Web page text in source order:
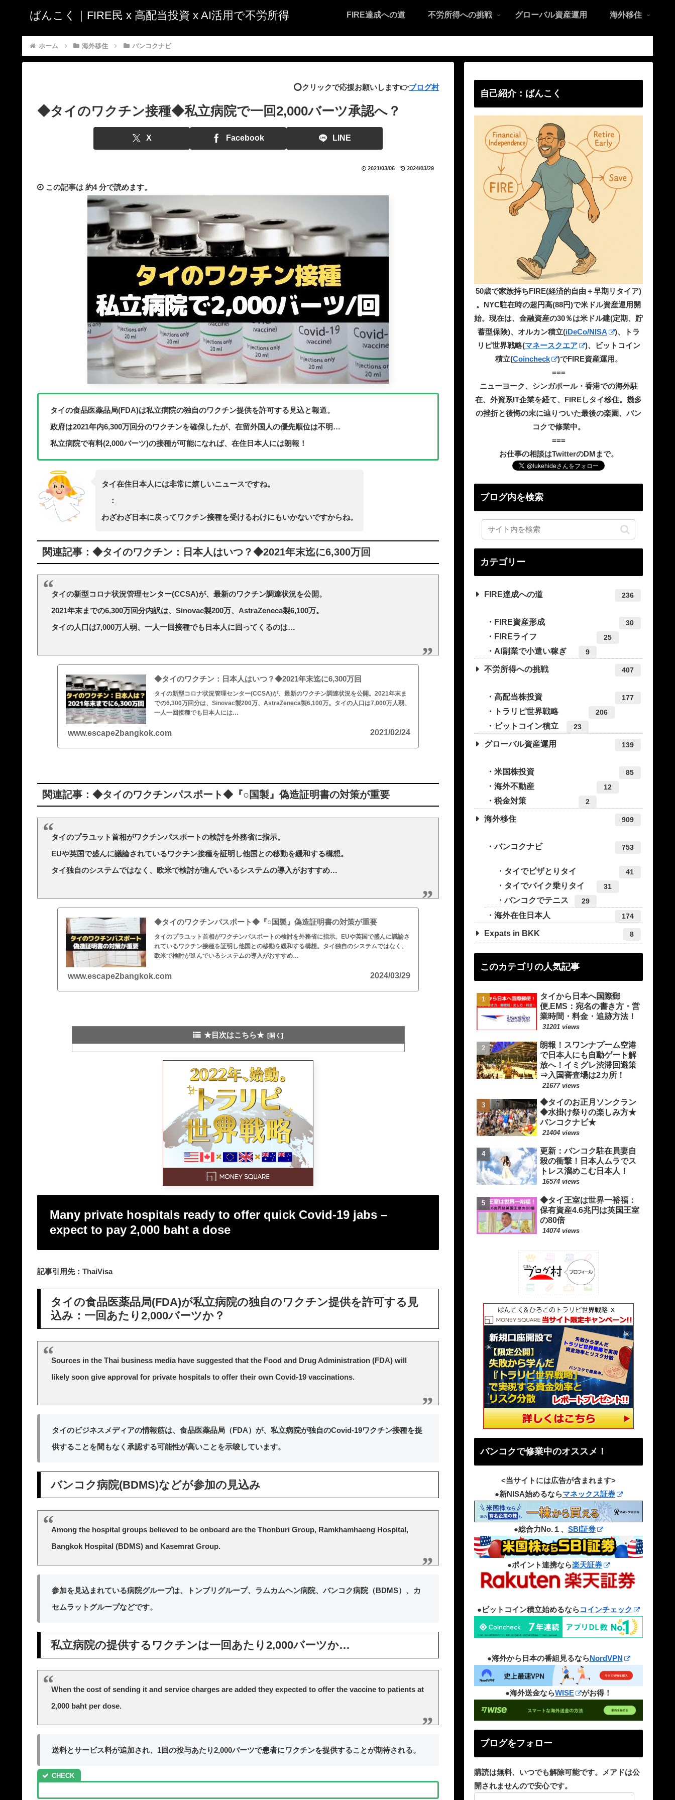
ばんこく｜FIRE民 x 高配当投資 x AI活用で不労所得 FIRE達成への道 不労所得への挑戦 グローバル資産運用 海外移住
ホーム 海外移住 バンコクナビ
⭕️クリックで応援お願いします👉ブログ村
◆タイのワクチン接種◆私立病院で一回2,000バーツ承認へ？
X Facebook LINE
2021/03/06 2024/03/29
この記事は 約4 分で読めます。
タイの食品医薬品局(FDA)は私立病院の独自のワクチン提供を許可する見込と報道。
政府は2021年内6,300万回分のワクチンを確保したが、在留外国人の優先順位は不明…
私立病院で有料(2,000バーツ)の接種が可能になれば、在住日本人には朗報！
タイ在住日本人には非常に嬉しいニュースですね。
：
わざわざ日本に戻ってワクチン接種を受けるわけにもいかないですからね。
関連記事：◆タイのワクチン：日本人はいつ？◆2021年末迄に6,300万回
タイの新型コロナ状況管理センター(CCSA)が、最新のワクチン調達状況を公開。
2021年末までの6,300万回分内訳は、Sinovac製200万、AstraZeneca製6,100万。
タイの人口は7,000万人弱、一人一回接種でも日本人に回ってくるのは…
◆タイのワクチン：日本人はいつ？◆2021年末迄に6,300万回
タイの新型コロナ状況管理センター(CCSA)が、最新のワクチン調達状況を公開。2021年末ま
での6,300万回分は、Sinovac製200万、AstraZeneca製6,100万。タイの人口は7,000万人弱、
一人一回接種でも日本人には…
www.escape2bangkok.com 2021/02/24
関連記事：◆タイのワクチンパスポート◆『○国製』偽造証明書の対策が重要
タイのプラユット首相がワクチンパスポートの検討を外務省に指示。
EUや英国で盛んに議論されているワクチン接種を証明し他国との移動を緩和する構想。
タイ独自のシステムではなく、欧米で検討が進んでいるシステムの導入がおすすめ…
◆タイのワクチンパスポート◆『○国製』偽造証明書の対策が重要
タイのプラユット首相がワクチンパスポートの検討を外務省に指示。EUや英国で盛んに議論さ
れているワクチン接種を証明し他国との移動を緩和する構想。タイ独自のシステムではなく、
欧米で検討が進んでいるシステムの導入がおすすめ…
www.escape2bangkok.com 2024/03/29
★目次はこちら★
Many private hospitals ready to offer quick Covid-19 jabs –
expect to pay 2,000 baht a dose
記事引用先：ThaiVisa
タイの食品医薬品局(FDA)が私立病院の独自のワクチン提供を許可する見
込み：一回あたり2,000バーツか？
Sources in the Thai business media have suggested that the Food and Drug Administration (FDA) will
likely soon give approval for private hospitals to offer their own Covid-19 vaccinations.
タイのビジネスメディアの情報筋は、食品医薬品局（FDA）が、私立病院が独自のCovid-19ワクチン接種を提
供することを間もなく承認する可能性が高いことを示唆しています。
バンコク病院(BDMS)などが参加の見込み
Among the hospital groups believed to be onboard are the Thonburi Group, Ramkhamhaeng Hospital,
Bangkok Hospital (BDMS) and Kasemrat Group.
参加を見込まれている病院グループは、トンブリグループ、ラムカムヘン病院、バンコク病院（BDMS）、カ
セムラットグループなどです。
私立病院の提供するワクチンは一回あたり2,000バーツか…
When the cost of sending it and service charges are added they expected to offer the vaccine to patients at
2,000 baht per dose.
送料とサービス料が追加され、1回の投与あたり2,000バーツで患者にワクチンを提供することが期待される。
自己紹介：ばんこく
50歳で家族持ちFIRE(経済的自由＋早期リタイア)
。NYC駐在時の超円高(88円)で米ドル資産運用開
始。現在は、金融資産の30％は米ドル建(定期、貯
蓄型保険)、オルカン積立(iDeCo/NISA
)、トラ
リピ世界戦略(マネースクエア
)、ビットコイン
積立(Coincheck
)でFIRE資産運用。
===
ニューヨーク、シンガポール・香港での海外駐
在、外資系IT企業を経て、FIREしタイ移住。幾多
の挫折と後悔の末に辿りついた最後の楽園、バン
コクで修業中。
===
お仕事の相談はTwitterのDMまで。
ブログ内を検索
カテゴリー
FIRE達成への道 236
FIRE資産形成 30
FIREライフ 25
AI副業で小遣い稼ぎ 9
不労所得への挑戦 407
高配当株投資 177
トラリピ世界戦略 206
ビットコイン積立 23
グローバル資産運用 139
米国株投資 85
海外不動産 12
税金対策 2
海外移住 909
バンコクナビ 753
タイでビザとりタイ 41
タイでバイク乗りタイ 31
バンコクでテニス 29
海外在住日本人 174
Expats in BKK 8
このカテゴリの人気記事
タイから日本へ国際郵
便,EMS：宛名の書き方・営
業時間・料金・追跡方法！
31201 views
朗報！スワンナプーム空港
で日本人にも自動ゲート解
放へ！イミグレ渋滞回避策
⇒入国審査場は2カ所！
21677 views
◆タイのお正月ソンクラン
◆水掛け祭りの楽しみ方★
バンコクナビ★
21404 views
更新：バンコク駐在員妻自
殺の衝撃！日本人ムラでス
トレス溜めこむ日本人！
16574 views
◆タイ王室は世界一裕福：
保有資産4.6兆円は英国王室
の80倍
14074 views
バンコクで修業中のオススメ！
<当サイトには広告が含まれます>
●新NISA始めるならマネックス証券
●総合力No.１、 SBI証券
●ポイント連携なら楽天証券
●ビットコイン積立始めるならコインチェック
●海外から日本の番組見るならNordVPN
●海外送金ならWISE がお得！
ブログをフォロー
購読は無料、いつでも解除可能です。メアドは公
開されませんので安心です。